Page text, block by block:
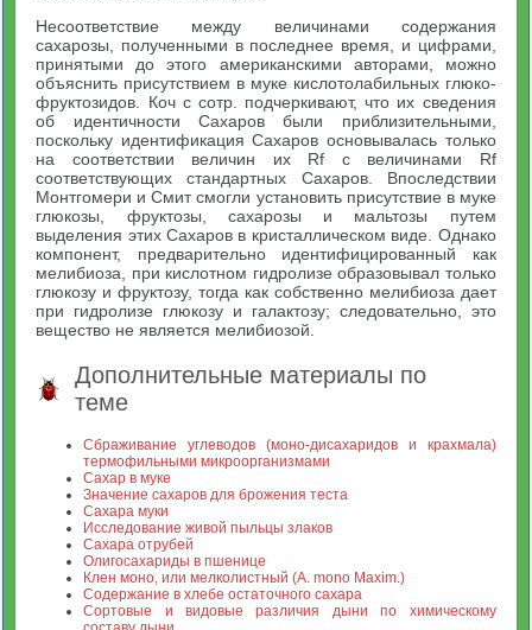
Несоответствие между величинами содержания
сахарозы, полученными в последнее время, и цифрами,
принятыми до этого американскими авторами, можно
объяснить присутствием в муке кислотолабильных глюко-
фруктозидов. Коч с сотр. подчеркивают, что их сведения
об идентичности Сахаров были приблизительными,
поскольку идентификация Сахаров основывалась только
на соответствии величин их Rf с величинами Rf
соответствующих стандартных Сахаров. Впоследствии
Монтгомери и Смит смогли установить присутствие в муке
глюкозы, фруктозы, сахарозы и мальтозы путем
выделения этих Сахаров в кристаллическом виде. Однако
компонент, предварительно идентифицированный как
мелибиоза, при кислотном гидролизе образовывал только
глюкозу и фруктозу, тогда как собственно мелибиоза дает
при гидролизе глюкозу и галактозу; следовательно, это
вещество не является мелибиозой.
Дополнительные материалы по
теме
Сбраживание углеводов (моно-дисахаридов и крахмала)
термофильными микроорганизмами
Сахар в муке
Значение сахаров для брожения теста
Сахара муки
Исследование живой пыльцы злаков
Сахара отрубей
Олигосахариды в пшенице
Клен моно, или мелколистный (A. mono Maxim.)
Содержание в хлебе остаточного сахара
Сортовые и видовые различия дыни по химическому